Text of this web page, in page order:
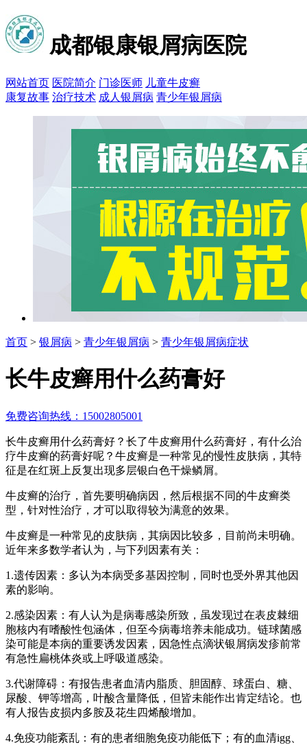
成都银康银屑病医院
网站首页 医院简介 门诊医师 儿童牛皮癣
康复故事 治疗技术 成人银屑病 青少年银屑病
首页 > 银屑病 > 青少年银屑病 > 青少年银屑病症状
长牛皮癣用什么药膏好
免费咨询热线：15002805001
长牛皮癣用什么药膏好？长了牛皮癣用什么药膏好，有什么治
疗牛皮癣的药膏好呢？牛皮癣是一种常见的慢性皮肤病，其特
征是在红斑上反复出现多层银白色干燥鳞屑。
牛皮癣的治疗，首先要明确病因，然后根据不同的牛皮癣类
型，针对性治疗，才可以取得较为满意的效果。
牛皮癣是一种常见的皮肤病，其病因比较多，目前尚未明确。
近年来多数学者认为，与下列因素有关：
1.遗传因素：多认为本病受多基因控制，同时也受外界其他因
素的影响。
2.感染因素：有人认为是病毒感染所致，虽发现过在表皮棘细
胞核内有嗜酸性包涵体，但至今病毒培养未能成功。链球菌感
染可能是本病的重要诱发因素，因急性点滴状银屑病发疹前常
有急性扁桃体炎或上呼吸道感染。
3.代谢障碍：有报告患者血清内脂质、胆固醇、球蛋白、糖、
尿酸、钾等增高，叶酸含量降低，但皆未能作出肯定结论。也
有人报告皮损内多胺及花生四烯酸增加。
4.免疫功能紊乱：有的患者细胞免疫功能低下；有的血清igg、